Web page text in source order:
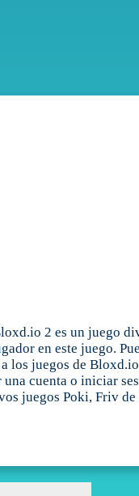
2 es un juego
en este juego.
los juegos de
cuenta o iniciar
juegos Poki, Friv